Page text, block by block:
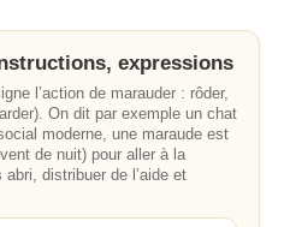
expressions
l’action de marauder : rôder,
On dit par exemple un chat
moderne, une maraude est
de nuit) pour aller à la
distribuer de l’aide et